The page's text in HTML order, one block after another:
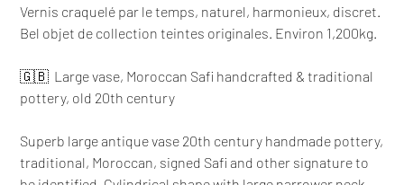
Vernis craquelé par le temps, naturel, harmonieux, discret.
Bel objet de collection teintes originales. Environ 1,200kg.
🇬🇧 Large vase, Moroccan Safi handcrafted & traditional
pottery, old 20th century
Superb large antique vase 20th century handmade pottery,
traditional, Moroccan, signed Safi and other signature to